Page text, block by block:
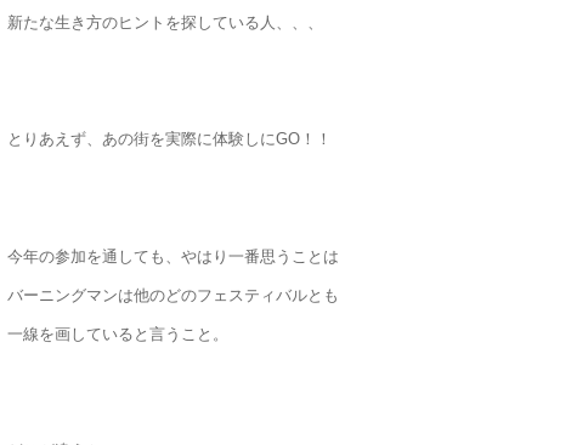
新たな生き方のヒントを探している人、、、
とりあえず、あの街を実際に体験しにGO！！
今年の参加を通しても、やはり一番思うことは
バーニングマンは他のどのフェスティバルとも
一線を画していると言うこと。